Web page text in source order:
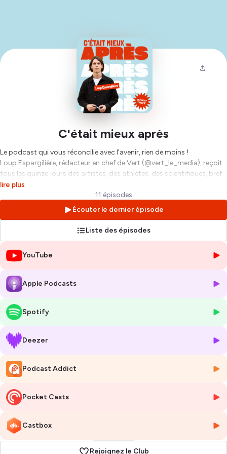
C'était mieux après
Le podcast qui vous réconcilie avec l’avenir, rien de moins !
Loup Espargilière, rédacteur en chef de Vert (@vert_le_media), reçoit
tous les quinze jours des artistes, des athlètes, des scientifiques, bref
des gens qui font des choses pas banales et qui font que demain ça
Ils y parlent de leur vie, de leurs engagements, de leurs angoisses, de
leurs espoirs. Ils y évoquent l’intime et les grands désordres du monde,
avec complicité et humour.
C'était mieux après est à retrouver un mardi sur deux, en vidéo sur
chaine Youtube de Vert le média
d’écoute de podcasts. Abonnez-vous pour ne rater aucun épisode !
Hébergé par Ausha. Visitez
lire plus
11 épisodes
Écouter le dernier épisode
Liste des épisodes
YouTube
Apple Podcasts
Spotify
Deezer
Podcast Addict
Pocket Casts
Castbox
Rejoignez le Club